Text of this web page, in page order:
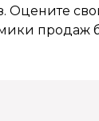
Оцените
продаж